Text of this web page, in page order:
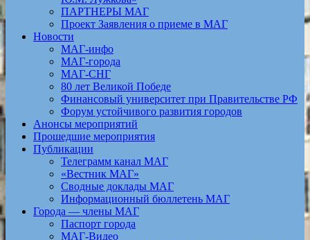
ПАРТНЕРЫ МАГ
Проект Заявления о приеме в МАГ
Новости
МАГ-инфо
МАГ-города
МАГ-СНГ
80 лет Великой Победе
Финансовый университет при Правительстве РФ
Форум устойчивого развития городов
Анонсы мероприятий
Прошедшие мероприятия
Публикации
Телеграмм канал МАГ
«Вестник МАГ»
Сводные доклады МАГ
Информационный бюллетень МАГ
Города — члены МАГ
Паспорт города
МАГ-Видео